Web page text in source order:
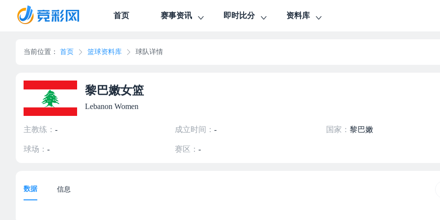
首页 赛事资讯 即时比分 资料库
当前位置： 首页 篮球资料库 球队详情
黎巴嫩女篮
Lebanon Women
主教练： - 成立时间： - 国家： 黎巴嫩
球场： - 赛区： -
数据 信息